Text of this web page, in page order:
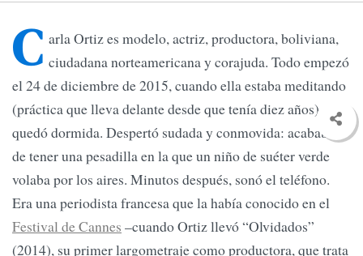
C arla Ortiz es modelo, actriz, productora, boliviana,
ciudadana norteamericana y corajuda. Todo empezó
el 24 de diciembre de 2015, cuando ella estaba meditando
(práctica que lleva delante desde que tenía diez años) y se
quedó dormida. Despertó sudada y conmovida: acababa
de tener una pesadilla en la que un niño de suéter verde
volaba por los aires. Minutos después, sonó el teléfono.
Era una periodista francesa que la había conocido en el
Festival de Cannes –cuando Ortiz llevó “Olvidados”
(2014), su primer largometraje como productora, que trata